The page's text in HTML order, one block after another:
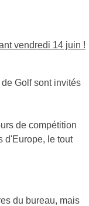
vendredi 14 juin !
Golf sont invités
de compétition
d'Europe, le tout
du bureau, mais